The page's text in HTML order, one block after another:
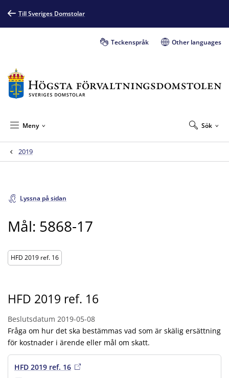
Till Sveriges Domstolar
Teckenspråk Other languages
Sök
Meny
2019
Lyssna på sidan
Mål: 5868-17
HFD 2019 ref. 16
HFD 2019 ref. 16
Beslutsdatum 2019-05-08
Fråga om hur det ska bestämmas vad som är skälig ersättning
för kostnader i ärende eller mål om skatt.
HFD 2019 ref. 16